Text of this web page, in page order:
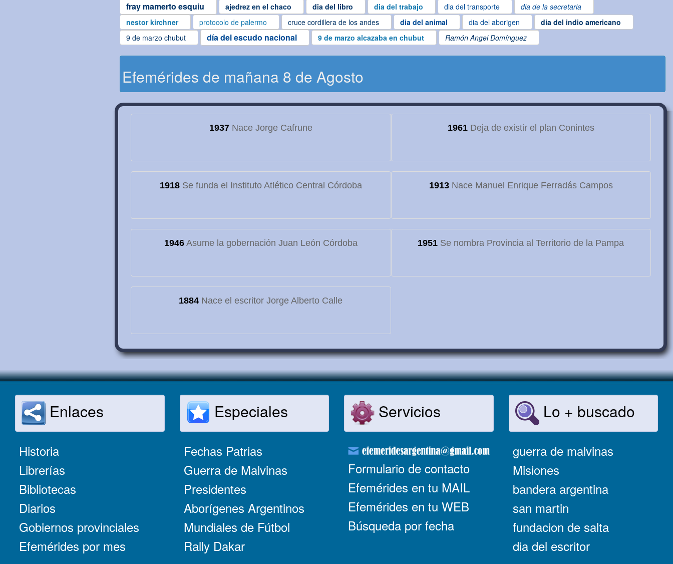
fray mamerto esquiu ajedrez en el chaco dia del libro dia del trabajo dia del transporte
dia de la secretaria
nestor kirchner
protocolo de palermo cruce cordillera de los andes dia del animal dia del aborigen
dia del indio americano
9 de marzo chubut
día del escudo nacional 9 de marzo alcazaba en chubut Ramón Angel Domínguez
Efemérides de mañana 8 de Agosto
1937Nace Jorge Cafrune 1961Deja de existir el plan Conintes
1918Se funda el Instituto Atlético Central Córdoba 1913Nace Manuel Enrique Ferradás Campos
1946Asume la gobernación Juan León Córdoba 1951 Se nombra Provincia al Territorio de la Pampa
1884 Nace el escritor Jorge Alberto Calle
Enlaces
Historia
Librerías
Bibliotecas
Diarios
Gobiernos provinciales
Efemérides por mes
Especiales
Fechas Patrias
Guerra de Malvinas
Presidentes
Aborígenes Argentinos
Mundiales de Fútbol
Rally Dakar
Servicios
Formulario de contacto
Efemérides en tu MAIL
Efemérides en tu WEB
Búsqueda por fecha
Lo + buscado
guerra de malvinas
Misiones
bandera argentina
san martin
fundacion de salta
dia del escritor